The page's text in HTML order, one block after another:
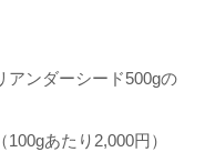
アンダーシード500gの
あたり2,000円）